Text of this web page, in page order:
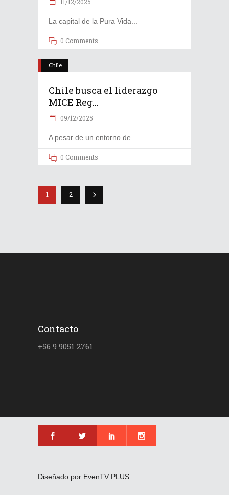
La capital de la Pura Vida
0 Comments
Chile
Chile busca el liderazgo
MICE Reg...
09/12/2025
A pesar de un entorno de
0 Comments
1 2
Contacto
+56 9 9051 2761
Diseñado por EvenTV PLUS